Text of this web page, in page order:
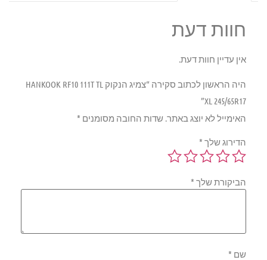
חוות דעת
אין עדיין חוות דעת.
היה הראשון לכתוב סקירה “צמיג הנקוק HANKOOK RF10 111T TL
XL 245/65R17”
האימייל לא יוצג באתר.שדות החובה מסומנים*
הדירוג שלך*
הביקורת שלך*
שם*